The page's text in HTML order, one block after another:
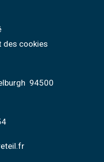
des cookies
94500